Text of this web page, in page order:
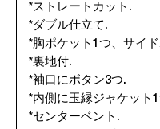
*ストレートカット.
*ダブル仕立て.
*胸ポケット1つ、サイ
*裏地付.
*袖口にボタン3つ.
*内側に玉縁ジャケット
*センターベント.